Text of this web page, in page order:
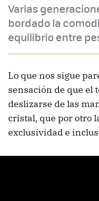
Varias
bordado la
equilibrio entre
Lo que nos sigue
sensación de que el
deslizarse de las
cristal, que por otro
exclusividad e